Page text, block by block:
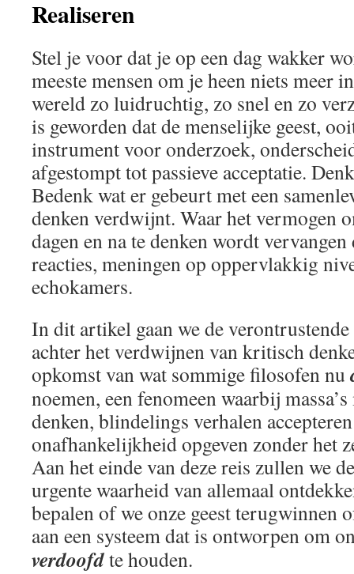
Realiseren
Stel je voor dat je op een dag wakker
meeste mensen om je heen niets meer
wereld zo luidruchtig, zo snel en zo
is geworden dat de menselijke geest,
instrument voor onderzoek,
afgestompt tot passieve acceptatie.
Bedenk wat er gebeurt met een
denken verdwijnt. Waar het vermogen
dagen en na te denken wordt
reacties, meningen op oppervlakkig
echokamers.
In dit artikel gaan we de
achter het verdwijnen van kritisch
opkomst van wat sommige filosofen nu
noemen, een fenomeen waarbij
denken, blindelings verhalen
onafhankelijkheid opgeven zonder het
Aan het einde van deze reis zullen we
urgente waarheid van allemaal
bepalen of we onze geest terugwinnen
aan een systeem dat is ontworpen om
verdoofdte houden.